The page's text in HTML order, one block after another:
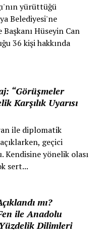
yürüttüğü
Belediyesi'ne
Hüseyin Can
36 kişi hakkında
“Görüşmeler
Karşılık Uyarısı
ile diplomatik
geçici
Kendisine yönelik olası
sert...
mı?
ile Anadolu
Dilimleri